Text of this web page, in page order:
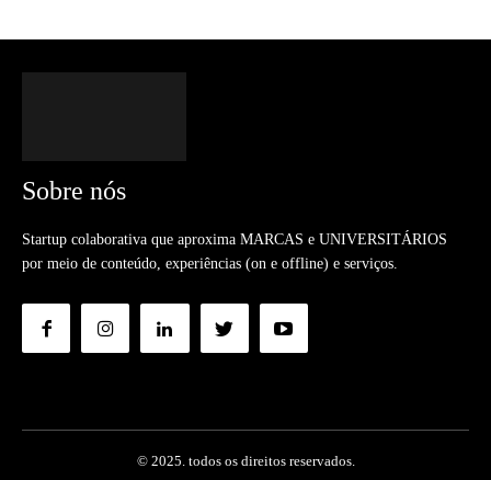
Sobre nós
Startup colaborativa que aproxima MARCAS e UNIVERSITÁRIOS
por meio de conteúdo, experiências (on e offline) e serviços.
© 2025. todos os direitos reservados.